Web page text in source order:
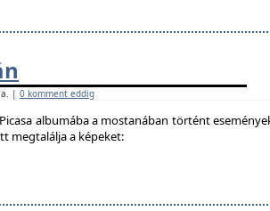
| 0 komment eddig
albumába a mostanában történt
megtalálja a képeket: